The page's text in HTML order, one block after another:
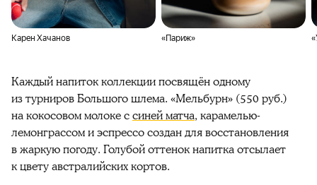
Карен Хачанов «Париж»
Каждый напиток коллекции посвящён одному
из турниров Большого шлема. «Мельбурн» (550 руб.)
на кокосовом молоке ссиней матча, карамелью-
лемонграссом и эспрессо создан для восстановления
в жаркую погоду. Голубой оттенок напитка отсылает
к цвету австралийских кортов.